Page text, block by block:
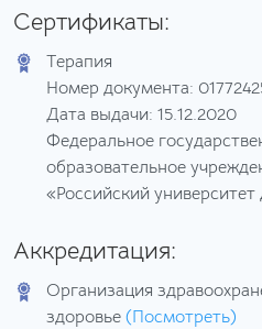
Сертификаты:
Терапия
Номер документа:
Дата выдачи: 15.12.2020
Федеральное
образовательное
«Российский
Аккредитация:
Организация
здоровье (Посмотреть)